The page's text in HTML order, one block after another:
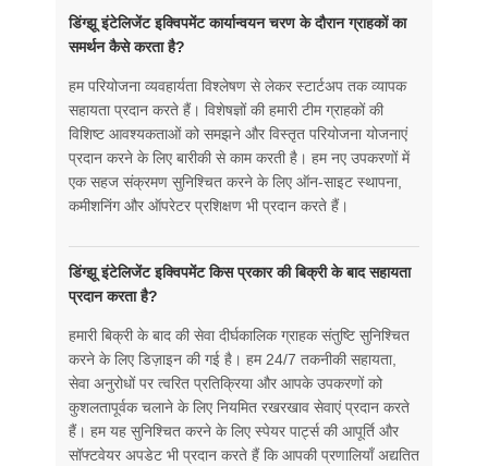
डिंग्झू इंटेलिजेंट इक्विपमेंट कार्यान्वयन चरण के दौरान ग्राहकों का
समर्थन कैसे करता है?
हम परियोजना व्यवहार्यता विश्लेषण से लेकर स्टार्टअप तक व्यापक
सहायता प्रदान करते हैं। विशेषज्ञों की हमारी टीम ग्राहकों की
विशिष्ट आवश्यकताओं को समझने और विस्तृत परियोजना योजनाएं
प्रदान करने के लिए बारीकी से काम करती है। हम नए उपकरणों में
एक सहज संक्रमण सुनिश्चित करने के लिए ऑन-साइट स्थापना,
कमीशनिंग और ऑपरेटर प्रशिक्षण भी प्रदान करते हैं।
डिंग्झू इंटेलिजेंट इक्विपमेंट किस प्रकार की बिक्री के बाद सहायता
प्रदान करता है?
हमारी बिक्री के बाद की सेवा दीर्घकालिक ग्राहक संतुष्टि सुनिश्चित
करने के लिए डिज़ाइन की गई है। हम 24/7 तकनीकी सहायता,
सेवा अनुरोधों पर त्वरित प्रतिक्रिया और आपके उपकरणों को
कुशलतापूर्वक चलाने के लिए नियमित रखरखाव सेवाएं प्रदान करते
हैं। हम यह सुनिश्चित करने के लिए स्पेयर पार्ट्स की आपूर्ति और
सॉफ्टवेयर अपडेट भी प्रदान करते हैं कि आपकी प्रणालियाँ अद्यतित